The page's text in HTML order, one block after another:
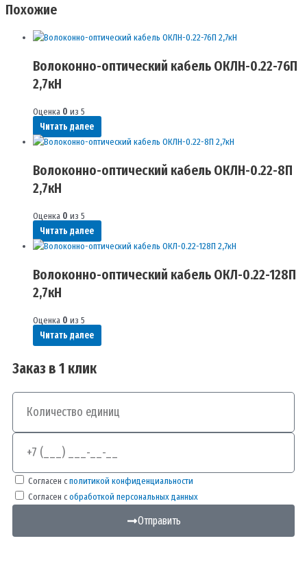
Похожие
Волоконно-оптический кабель ОКЛН-0.22-76П
2,7кН
Оценка 0 из 5
Читать далее
Волоконно-оптический кабель ОКЛН-0.22-8П
2,7кН
Оценка 0 из 5
Читать далее
Волоконно-оптический кабель ОКЛ-0.22-128П
2,7кН
Оценка 0 из 5
Читать далее
Заказ в 1 клик
Согласен сполитикой конфиденциальности
Согласен собработкой персональных данных
Отправить